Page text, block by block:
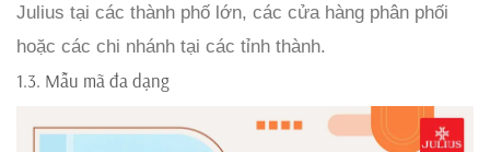
Julius tại các thành phố lớn, các cửa hàng phân phối
hoặc các chi nhánh tại các tỉnh thành.
1.3. Mẫu mã đa dạng